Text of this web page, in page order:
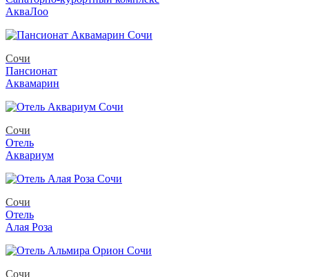
АкваЛоо
Сочи
Пансионат
Аквамарин
Сочи
Отель
Аквариум
Сочи
Отель
Алая Роза
Сочи